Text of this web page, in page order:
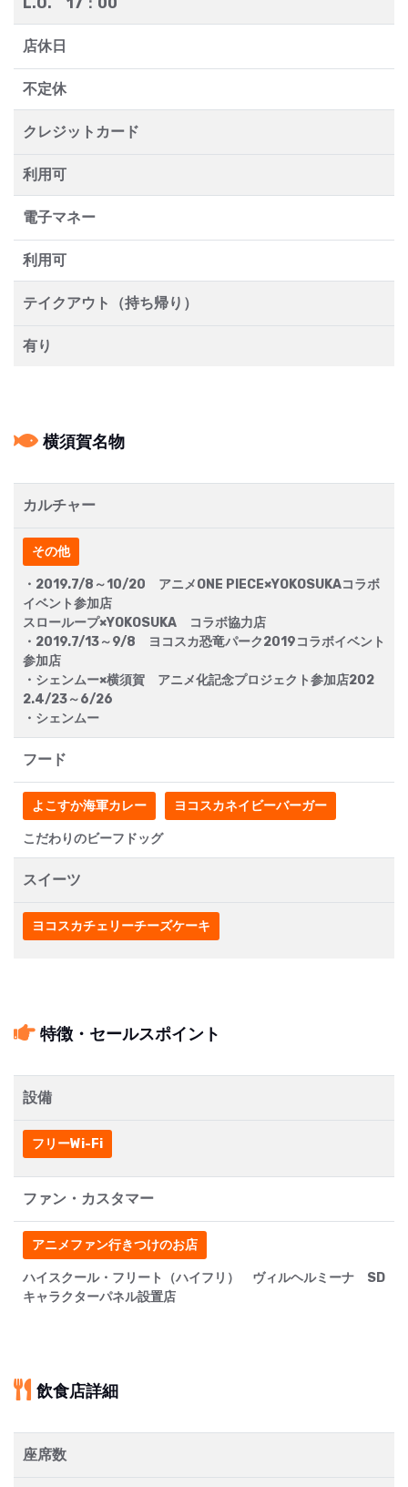
店休日
不定休
クレジットカード
利用可
電子マネー
利用可
テイクアウト（持ち帰り）
有り
横須賀名物
カルチャー
その他
・2019.7/8～10/20 アニメONE PIECE×YOKOSUKAコラボ
イベント参加店
スローループ×YOKOSUKA コラボ協力店
・2019.7/13～9/8 ヨコスカ恐竜パーク2019コラボイベント
参加店
・シェンムー×横須賀 アニメ化記念プロジェクト参加店202
2.4/23～6/26
・シェンムー
フード
よこすか海軍カレー ヨコスカネイビーバーガー
こだわりのビーフドッグ
スイーツ
ヨコスカチェリーチーズケーキ
特徴・セールスポイント
設備
フリーWi-Fi
ファン・カスタマー
アニメファン行きつけのお店
ハイスクール・フリート（ハイフリ） ヴィルヘルミーナ SD
キャラクターパネル設置店
飲食店詳細
座席数